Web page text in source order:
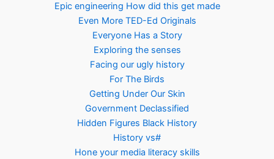
Epic engineering How did this get made
Even More TED-Ed Originals
Everyone Has a Story
Exploring the senses
Facing our ugly history
For The Birds
Getting Under Our Skin
Government Declassified
Hidden Figures Black History
History vs#
Hone your media literacy skills